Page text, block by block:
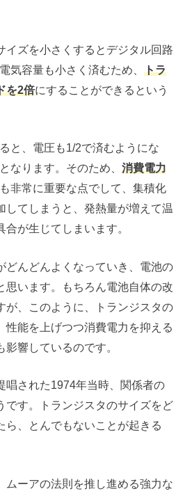
イズを小さくするとデジタル回路
気容量も小さく済むため、 トラ
を2倍にすることができるという
と、電圧も1/2で済むようにな
なります。そのため、 消費電力
非常に重要な点でして、集積化
してしまうと、発熱量が増えて温
が生じてしまいます。
どんどんよくなっていき、電池の
思います。もちろん電池自体の改
が、このように、トランジスタの
性能を上げつつ消費電力を抑える
響しているのです。
唱された1974年当時、関係者の
です。トランジスタのサイズをど
ら、とんでもないことが起きる
ムーアの法則を推し進める強力な